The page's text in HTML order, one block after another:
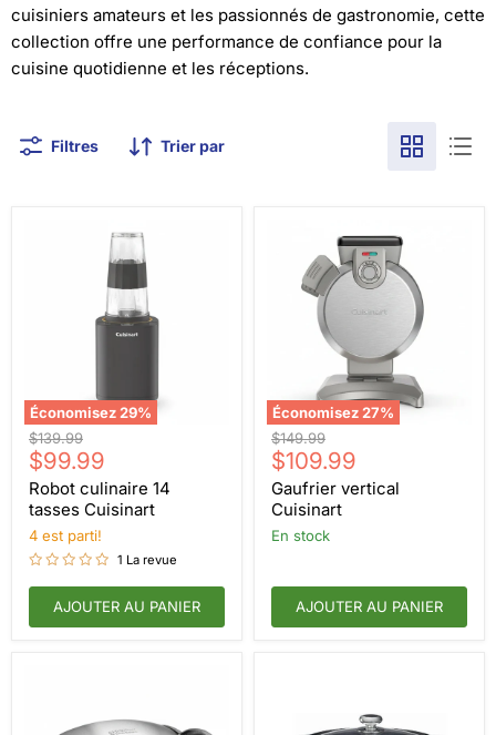
cuisiniers amateurs et les passionnés de gastronomie, cette
collection offre une performance de confiance pour la
cuisine quotidienne et les réceptions.
Filtres Trier par
Économisez 29%
Robot
culinaire
14
tasses
Cuisinart
Prix
d'origine
$139.99
Prix
actuel
$99.99
Robot culinaire 14
tasses Cuisinart
4 est parti!
1 La revue
AJOUTER AU PANIER
Économisez 27%
Gaufrier
vertical
Cuisinart
Prix
d'origine
$149.99
Prix
actuel
$109.99
Gaufrier vertical
Cuisinart
en stock
AJOUTER AU PANIER